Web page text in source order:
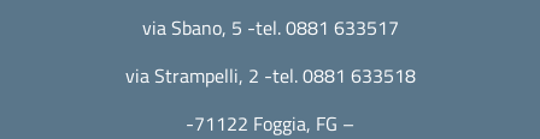
via Sbano, 5 -tel. 0881 633517
via Strampelli, 2 -tel. 0881 633518
-71122 Foggia, FG –